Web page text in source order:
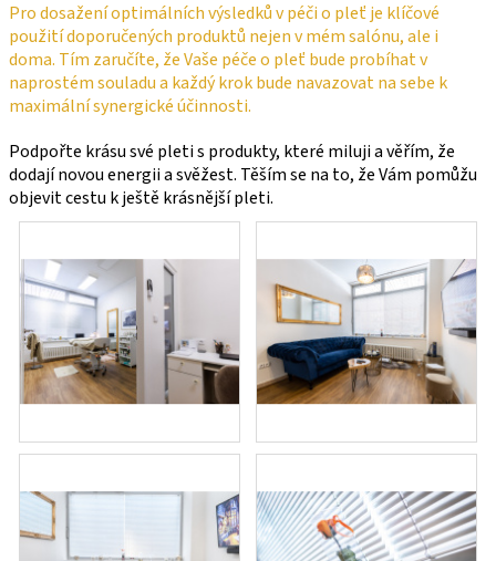
Pro dosažení optimálních výsledků v péči o pleť je klíčové
použití doporučených produktů nejen v mém salónu, ale i
doma. Tím zaručíte, že Vaše péče o pleť bude probíhat v
naprostém souladu a každý krok bude navazovat na sebe k
maximální synergické účinnosti.
Podpořte krásu své pleti s produkty, které miluji a věřím, že
dodají novou energii a svěžest. Těším se na to, že Vám pomůžu
objevit cestu k ještě krásnější pleti.